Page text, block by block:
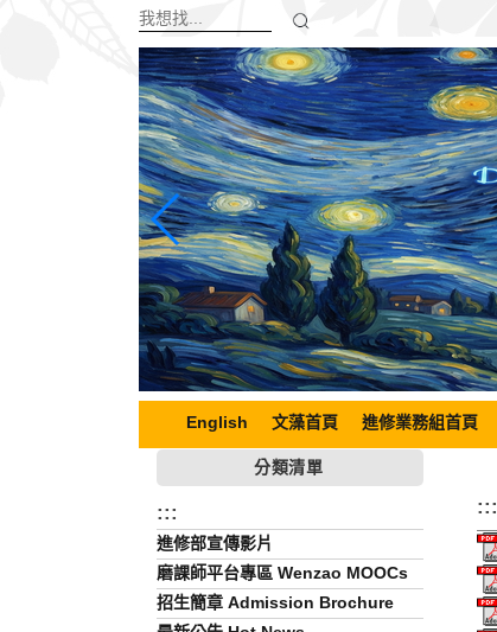
English 文藻首頁 進修業務組首頁
分類清單
:::
進修部宣傳影片
磨課師平台專區 Wenzao MOOCs
招生簡章 Admission Brochure
:::